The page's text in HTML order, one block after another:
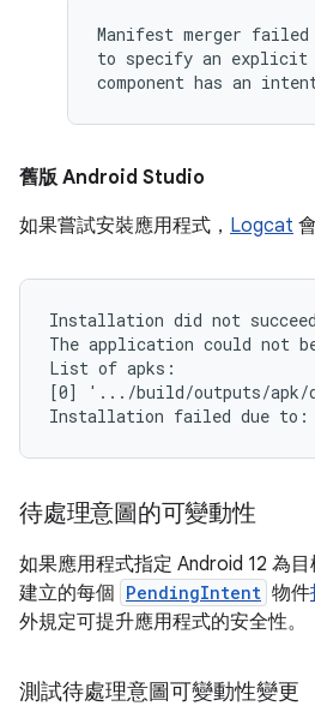
Manifest merger
to specify an explicit
舊版 Android Studio
如果嘗試安裝應用程式， Logcat
Installation did not
The application could not be
List of apks:
[0] '.../build/outputs/apk/
待處理意圖的可變動性
如果應用程式指定 Android 12 為
建立的每個 PendingIntent 物件
外規定可提升應用程式的安全性。
測試待處理意圖可變動性變更